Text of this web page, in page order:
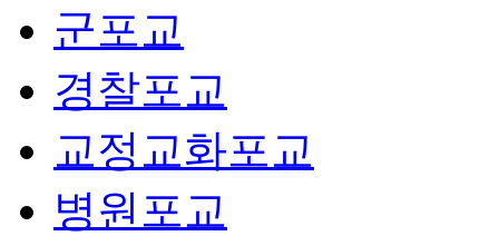
군포교
경찰포교
교정교화포교
병원포교